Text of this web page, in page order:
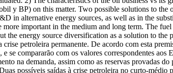
y BP) on this matter. Two possible solutions to
in alternative energy sources, as well as in the
important in the medium and long term. The
the energy source diversification as a solution to
petroleira permanente. De acordo com esta
se compararão com os valores correspondentes
na demanda, assim como as reservas provadas
possíveis saídas à crise petroleira no curto-médio